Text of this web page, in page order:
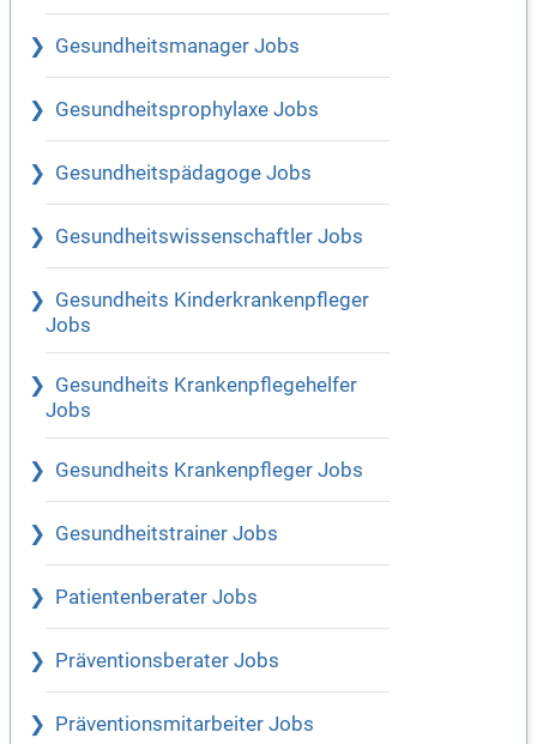
Gesundheitsmanager Jobs
Gesundheitsprophylaxe Jobs
Gesundheitspädagoge Jobs
Gesundheitswissenschaftler Jobs
Gesundheits Kinderkrankenpfleger
Jobs
Gesundheits Krankenpflegehelfer
Jobs
Gesundheits Krankenpfleger Jobs
Gesundheitstrainer Jobs
Patientenberater Jobs
Präventionsberater Jobs
Präventionsmitarbeiter Jobs